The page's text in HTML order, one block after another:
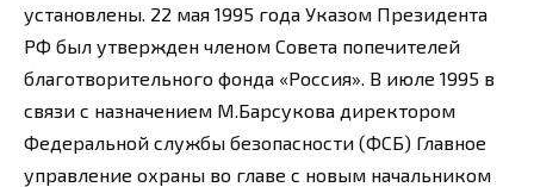
установлены. 22 мая 1995 года Указом Президента
РФ был утвержден членом Совета попечителей
благотворительного фонда «Россия». В июле 1995 в
связи с назначением М.Барсукова директором
Федеральной службы безопасности (ФСБ) Главное
управление охраны во главе с новым начальником